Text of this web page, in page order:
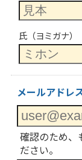
氏（ヨミガナ）
メールアドレ
確認のため、
ださい。